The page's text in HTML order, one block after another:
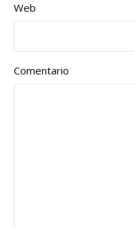
Web
Comentario